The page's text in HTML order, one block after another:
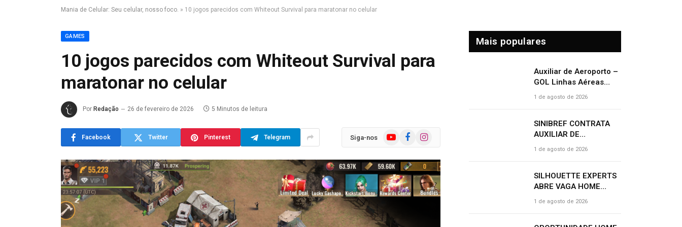
Mania de Celular: Seu celular, nosso foco. » 10 jogos parecidos com Whiteout Survival para maratonar no celular
GAMES
10 jogos parecidos com Whiteout Survival para
maratonar no celular
Por Redação 26 de fevereiro de 2026 5 Minutos de leitura
Facebook Twitter Pinterest Telegram Siga-nos YouTubeFacebookInstagram
Mais populares
Auxiliar de Aeroporto –
GOL Linhas Aéreas
abre vagas com salário
1 de agosto de 2026
SINIBREF CONTRATA
AUXILIAR DE
ATENDIMENTO HOME
1 de agosto de 2026
SILHOUETTE EXPERTS
ABRE VAGA HOME
OFFICE – SUCESSO DO
1 de agosto de 2026